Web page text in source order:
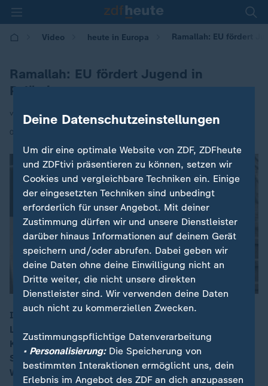
Video heute in Europa Ramallah: EU fördert
Ramallah: EU fördert Jugend in
Palästina
von Carsten Thurau
09.06.2026 | 16:00
00:15
In Ramallah gibt es kaum Perspektiven für junge
Leute. Die EU fördert einen Klub, der mit Sport und
Kultur Hoffnung gibt, etwa durch eine
Sportveranstaltung für Jugendliche aus dem
Westjordanland.
Deine Datenschutzeinstellungen
Um dir eine optimale Website von ZDF, ZDFheute
und ZDFtivi präsentieren zu können, setzen wir
Cookies und vergleichbare Techniken ein. Einige
der eingesetzten Techniken sind unbedingt
erforderlich für unser Angebot. Mit deiner
Zustimmung dürfen wir und unsere Dienstleister
darüber hinaus Informationen auf deinem Gerät
speichern und/oder abrufen. Dabei geben wir
deine Daten ohne deine Einwilligung nicht an
Dritte weiter, die nicht unsere direkten
Dienstleister sind. Wir verwenden deine Daten
auch nicht zu kommerziellen Zwecken.
Zustimmungspflichtige Datenverarbeitung
• Personalisierung:Die Speicherung von
bestimmten Interaktionen ermöglicht uns, dein
Erlebnis im Angebot des ZDF an dich anzupassen